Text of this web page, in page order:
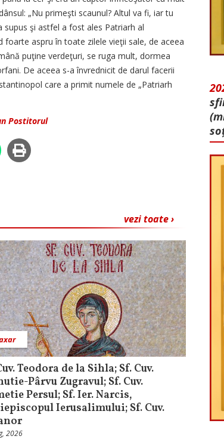
„Nu primeşti scaunul? Altul va fi, iar tu
supus şi astfel a fost ales Patriarh al
aspru în toate zilele vieţii sale, de aceea
puţine verdeţuri, se ruga mult, dormea
De aceea s-a învrednicit de darul facerii
care a primit numele de „Patriarh
Postitorul
vezi toate ›
Teodora de la Sihla; Sf. Cuv.
Pârvu Zugravul; Sf. Cuv.
Persul; Sf. Ier. Narcis,
Ierusalimului; Sf. Cuv.
2026